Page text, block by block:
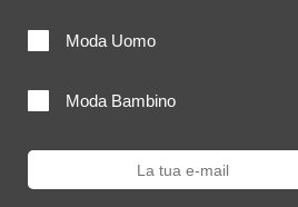
Moda Uomo
Moda Bambino